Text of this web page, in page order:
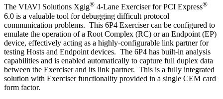
The VIAVI Solutions Xgig® 4-Lane Exerciser for PCI Express®
6.0 is a valuable tool for debugging difficult protocol
communication problems. This 6P4 Exerciser can be configured to
emulate the operation of a Root Complex (RC) or an Endpoint (EP)
device, effectively acting as a highly-configurable link partner for
testing Hosts and Endpoint devices. The 6P4 has built-in analysis
capabilities and is enabled automatically to capture full duplex data
between the Exerciser and its link partner. This is a fully integrated
solution with Exerciser functionality provided in a single CEM card
form factor.